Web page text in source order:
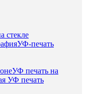
стекле
УФ-печать
УФ печать на
УФ печать